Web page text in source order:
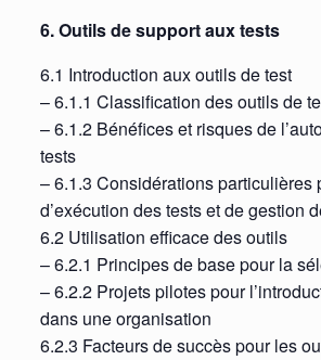
6. Outils de support aux tests
6.1 Introduction aux outils de test
– 6.1.1 Classification des outils de
– 6.1.2 Bénéfices et risques de
tests
– 6.1.3 Considérations particulières
d’exécution des tests et de gestion
6.2 Utilisation efficace des outils
– 6.2.1 Principes de base pour la
– 6.2.2 Projets pilotes pour
dans une organisation
6.2.3 Facteurs de succès pour les